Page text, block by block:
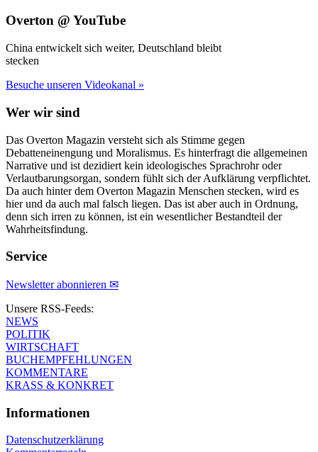
Overton @ YouTube
China entwickelt sich weiter, Deutschland bleibt
stecken
Besuche unseren Videokanal »
Wer wir sind
Das Overton Magazin versteht sich als Stimme gegen
Debatteneinengung und Moralismus. Es hinterfragt die allgemeinen
Narrative und ist dezidiert kein ideologisches Sprachrohr oder
Verlautbarungsorgan, sondern fühlt sich der Aufklärung verpflichtet.
Da auch hinter dem Overton Magazin Menschen stecken, wird es
hier und da auch mal falsch liegen. Das ist aber auch in Ordnung,
denn sich irren zu können, ist ein wesentlicher Bestandteil der
Wahrheitsfindung.
Service
Newsletter abonnieren ✉
Unsere RSS-Feeds:
NEWS
POLITIK
WIRTSCHAFT
BUCHEMPFEHLUNGEN
KOMMENTARE
KRASS & KONKRET
Informationen
Datenschutzerklärung